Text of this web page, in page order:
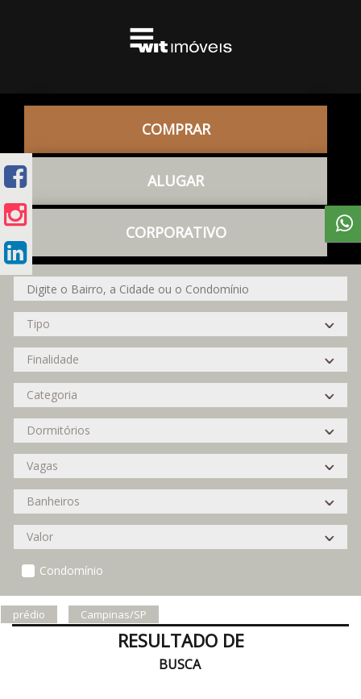
COMPRAR
ALUGAR
CORPORATIVO
Condomínio
prédio Campinas/SP
RESULTADO DE
BUSCA